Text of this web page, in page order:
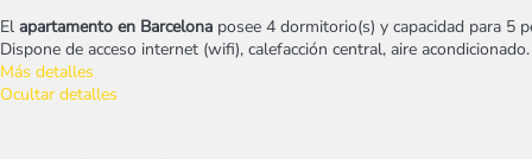
El apartamento en Barcelona posee 4 dormitorio(s) y capacidad para 5
Dispone de acceso internet (wifi), calefacción central, aire acondicionado.
Más detalles
Ocultar detalles